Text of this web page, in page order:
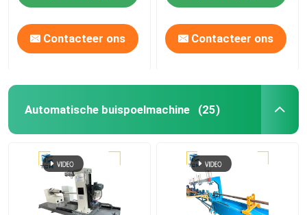
Contacteer ons Contacteer ons
Automatische buispoelmachine (25)